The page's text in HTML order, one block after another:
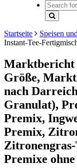
Startseite Speisen
Instant-Tee-
Marktbericht
Größe,
nach
Granulat),
Premix,
Premix,
Premixe